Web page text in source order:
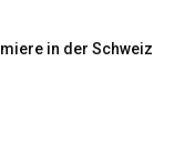
in der Schweiz